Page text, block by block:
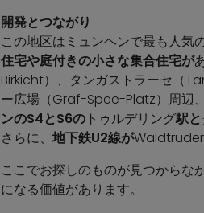
開発とつながり
この地区はミュンヘンで最も人気
住宅や庭付きの小さな集合住宅が
Birkicht）、タンガストラーセ（
ー広場（Graf-Spee-Platz）周辺
ンのS4とS6の トゥルデリング駅と
さらに、 地下鉄U2線が
ここでお探しのものが見つからな
になる価値があります。